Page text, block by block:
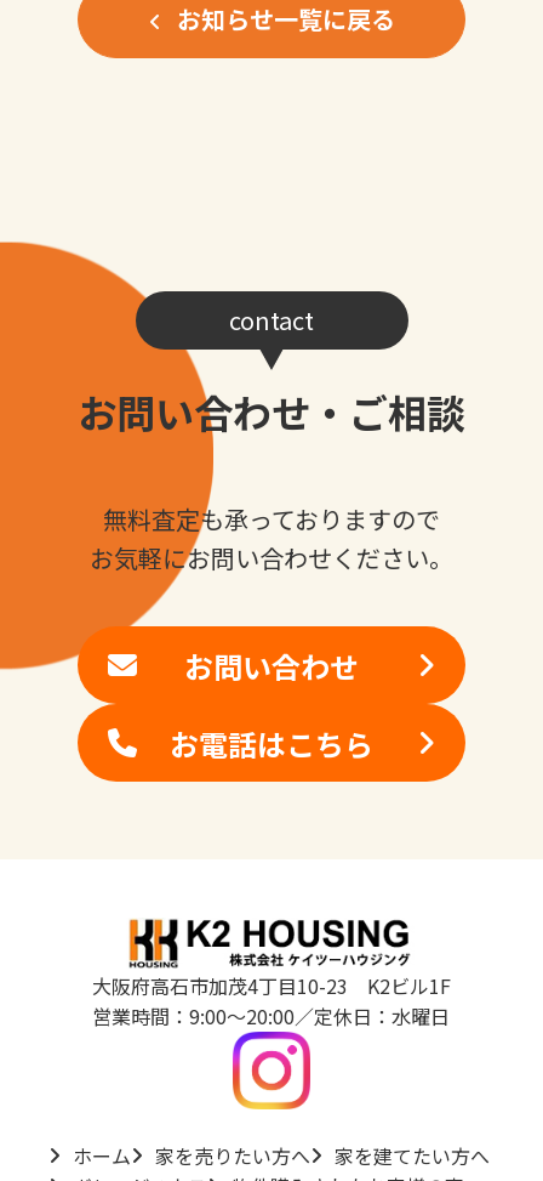
お知らせ一覧に戻る
contact
お問い合わせ・ご相談
無料査定も承っておりますので
お気軽にお問い合わせください。
お問い合わせ
お電話はこちら
大阪府高石市加茂4丁目10-23 K2ビル1F
営業時間：9:00～20:00／定休日：水曜日
ホーム 家を売りたい方へ
家を建てたい方へ